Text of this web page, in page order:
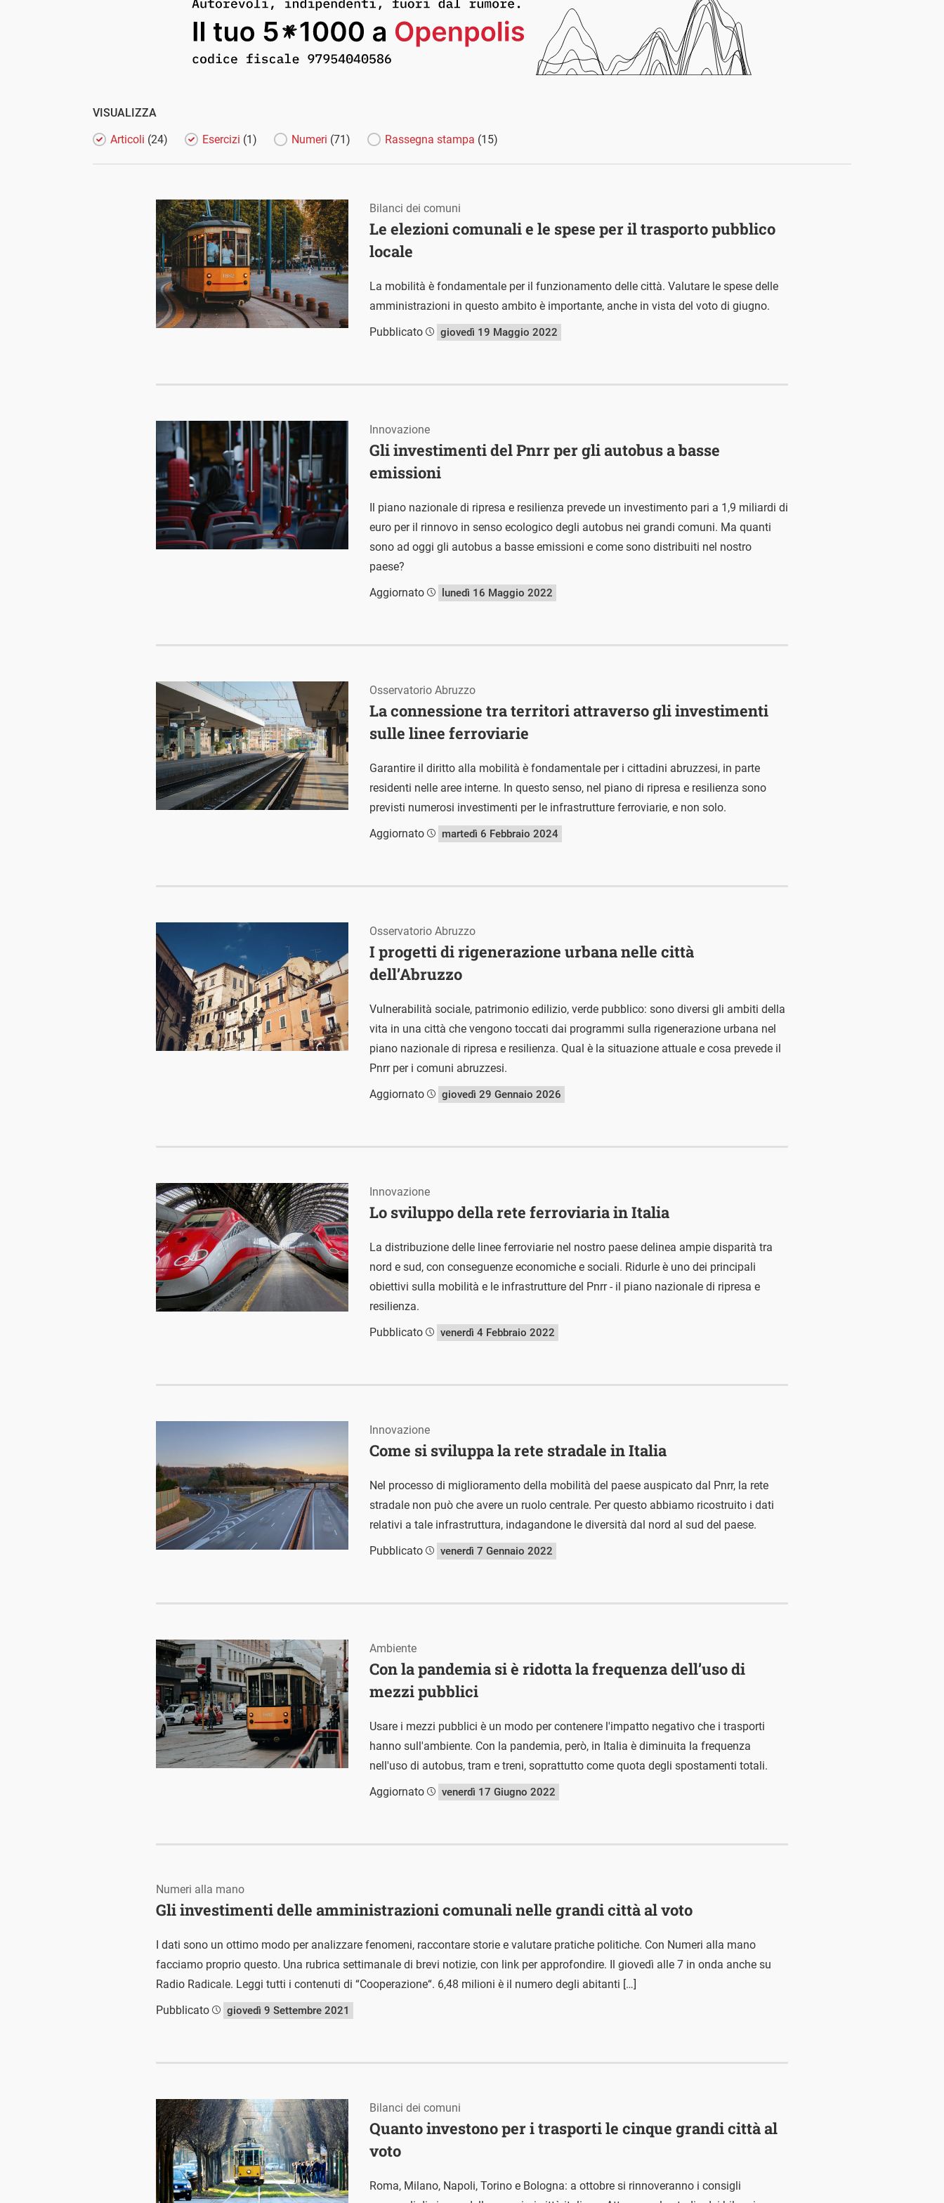
VISUALIZZA
Articoli (24) Esercizi (1) Numeri (71) Rassegna stampa (15)
Le elezioni comunali e le spese per il trasporto pubblico
locale
Bilanci dei comuni
La mobilità è fondamentale per il funzionamento delle città. Valutare le spese delle
amministrazioni in questo ambito è importante, anche in vista del voto di giugno.
Pubblicato
giovedì 19 Maggio 2022
Gli investimenti del Pnrr per gli autobus a basse
emissioni
Innovazione
Il piano nazionale di ripresa e resilienza prevede un investimento pari a 1,9 miliardi di
euro per il rinnovo in senso ecologico degli autobus nei grandi comuni. Ma quanti
sono ad oggi gli autobus a basse emissioni e come sono distribuiti nel nostro
paese?
Aggiornato
lunedì 16 Maggio 2022
La connessione tra territori attraverso gli investimenti
sulle linee ferroviarie
Osservatorio Abruzzo
Garantire il diritto alla mobilità è fondamentale per i cittadini abruzzesi, in parte
residenti nelle aree interne. In questo senso, nel piano di ripresa e resilienza sono
previsti numerosi investimenti per le infrastrutture ferroviarie, e non solo.
Aggiornato
martedì 6 Febbraio 2024
I progetti di rigenerazione urbana nelle città
dell’Abruzzo
Osservatorio Abruzzo
Vulnerabilità sociale, patrimonio edilizio, verde pubblico: sono diversi gli ambiti della
vita in una città che vengono toccati dai programmi sulla rigenerazione urbana nel
piano nazionale di ripresa e resilienza. Qual è la situazione attuale e cosa prevede il
Pnrr per i comuni abruzzesi.
Aggiornato
giovedì 29 Gennaio 2026
Lo sviluppo della rete ferroviaria in Italia
Innovazione
La distribuzione delle linee ferroviarie nel nostro paese delinea ampie disparità tra
nord e sud, con conseguenze economiche e sociali. Ridurle è uno dei principali
obiettivi sulla mobilità e le infrastrutture del Pnrr - il piano nazionale di ripresa e
resilienza.
Pubblicato
venerdì 4 Febbraio 2022
Come si sviluppa la rete stradale in Italia
Innovazione
Nel processo di miglioramento della mobilità del paese auspicato dal Pnrr, la rete
stradale non può che avere un ruolo centrale. Per questo abbiamo ricostruito i dati
relativi a tale infrastruttura, indagandone le diversità dal nord al sud del paese.
Pubblicato
venerdì 7 Gennaio 2022
Con la pandemia si è ridotta la frequenza dell’uso di
mezzi pubblici
Ambiente
Usare i mezzi pubblici è un modo per contenere l'impatto negativo che i trasporti
hanno sull'ambiente. Con la pandemia, però, in Italia è diminuita la frequenza
nell'uso di autobus, tram e treni, soprattutto come quota degli spostamenti totali.
Aggiornato
venerdì 17 Giugno 2022
Gli investimenti delle amministrazioni comunali nelle grandi città al voto
Numeri alla mano
I dati sono un ottimo modo per analizzare fenomeni, raccontare storie e valutare pratiche politiche. Con Numeri alla mano
facciamo proprio questo. Una rubrica settimanale di brevi notizie, con link per approfondire. Il giovedì alle 7 in onda anche su
Radio Radicale. Leggi tutti i contenuti di “Cooperazione“. 6,48 milioni è il numero degli abitanti […]
Pubblicato
giovedì 9 Settembre 2021
Quanto investono per i trasporti le cinque grandi città al
voto
Bilanci dei comuni
Roma, Milano, Napoli, Torino e Bologna: a ottobre si rinnoveranno i consigli